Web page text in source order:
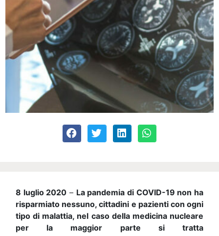
8 luglio 2020 – La pandemia di COVID-19 non ha
risparmiato nessuno, cittadini e pazienti con ogni
tipo di malattia, nel caso della medicina nucleare
per la maggior parte si tratta